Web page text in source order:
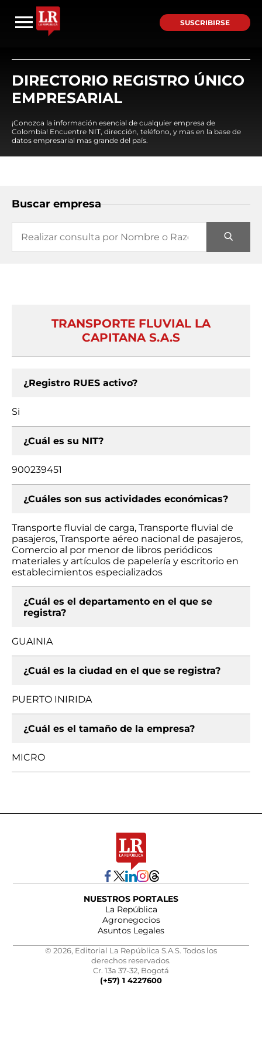
SUSCRIBIRSE
DIRECTORIO REGISTRO ÚNICO
EMPRESARIAL
¡Conozca la información esencial de cualquier empresa de
Colombia! Encuentre NIT, dirección, teléfono, y mas en la base de
datos empresarial mas grande del país.
Buscar empresa
TRANSPORTE FLUVIAL LA
CAPITANA S.A.S
¿Registro RUES activo?
Si
¿Cuál es su NIT?
900239451
¿Cuáles son sus actividades económicas?
Transporte fluvial de carga, Transporte fluvial de
pasajeros, Transporte aéreo nacional de pasajeros,
Comercio al por menor de libros periódicos
materiales y artículos de papelería y escritorio en
establecimientos especializados
¿Cuál es el departamento en el que se
registra?
GUAINIA
¿Cuál es la ciudad en el que se registra?
PUERTO INIRIDA
¿Cuál es el tamaño de la empresa?
MICRO
NUESTROS PORTALES
La República
Agronegocios
Asuntos Legales
© 2026, Editorial La República S.A.S. Todos los
derechos reservados.
Cr. 13a 37-32, Bogotá
(+57) 1 4227600